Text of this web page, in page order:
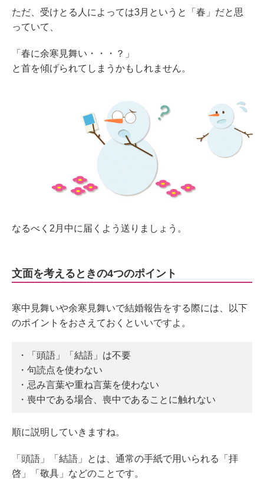
ただ、受けとる人によっては3月というと「春」だと思
っていて、
「春に余寒見舞い・・・？」
と首を傾げられてしまうかもしれません。
なるべく2月中に届くよう送りましょう。
文面を考えるときの4つのポイント
寒中見舞いや余寒見舞いで結婚報告をする際には、以下
のポイントをおさえておくといいですよ。
・「頭語」「結語」は不要
・句読点を使わない
・忌み言葉や重ね言葉を使わない
・喪中である場合、喪中であることに触れない
順に説明していきますね。
「頭語」「結語」とは、通常の手紙で用いられる「拝
啓」「敬具」などのことです。